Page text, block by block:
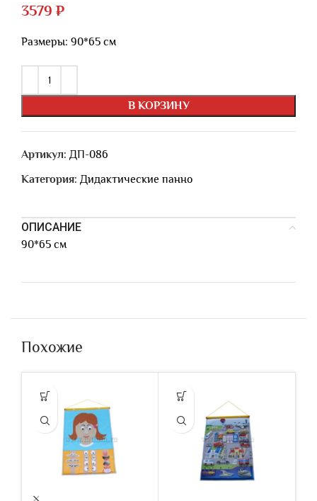
3579 ₽
Размеры: 90*65 см
В КОРЗИНУ
Артикул: ДП-086
Категория: Дидактические панно
ОПИСАНИЕ
90*65 см
Похожие